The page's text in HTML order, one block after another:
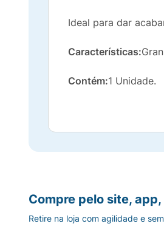
Ideal para dar
Características:
Contém:1 Unidade.
Compre pelo site,
Retire na loja com agilidade e